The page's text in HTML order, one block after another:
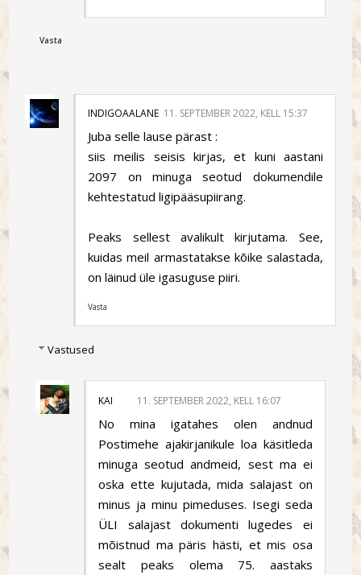
Vasta
INDIGOAALANE 11. SEPTEMBER 2022, KELL 15:37
Juba selle lause pärast :
siis meilis seisis kirjas, et kuni aastani
2097 on minuga seotud dokumendile
kehtestatud ligipääsupiirang.
Peaks sellest avalikult kirjutama. See,
kuidas meil armastatakse kõike salastada,
on läinud üle igasuguse piiri.
Vasta
Vastused
KAI 11. SEPTEMBER 2022, KELL 16:07
No mina igatahes olen andnud
Postimehe ajakirjanikule loa käsitleda
minuga seotud andmeid, sest ma ei
oska ette kujutada, mida salajast on
minus ja minu pimeduses. Isegi seda
ÜLI salajast dokumenti lugedes ei
mõistnud ma päris hästi, et mis osa
sealt peaks olema 75. aastaks